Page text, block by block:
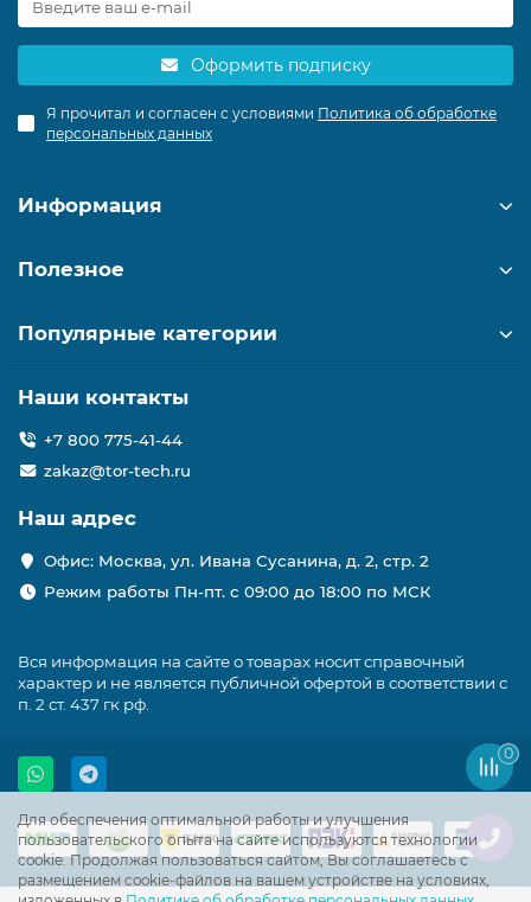
Для обеспечения оптимальной работы и улучшения
пользовательского опыта на сайте используются технологии
cookie. Продолжая пользоваться сайтом, Вы соглашаетесь с
размещением cookie-файлов на вашем устройстве на условиях,
Оформить подписку
Я прочитал и согласен с условиями Политика об обработке
персональных данных
Информация
Полезное
Популярные категории
Наши контакты
+7 800 775-41-44
zakaz@tor-tech.ru
Наш адрес
Офис: Москва, ул. Ивана Сусанина, д. 2, стр. 2
Режим работы Пн-пт. с 09:00 до 18:00 по МСК
Вся информация на сайте о товарах носит справочный
характер и не является публичной офертой в соответствии с
п. 2 ст. 437 гк рф.
0